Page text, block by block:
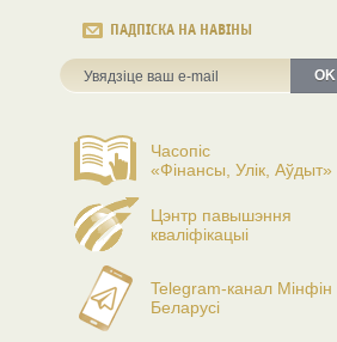
ПАДПІСКА НА НАВІНЫ
OK
Часопіс
«Фінансы, Улік, Аўдыт»
Цэнтр павышэння
кваліфікацыі
Telegram-канал Мінфін
Беларусі